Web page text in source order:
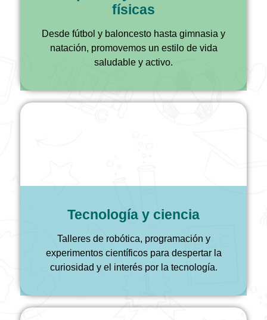
físicas
Desde fútbol y baloncesto hasta gimnasia y
natación, promovemos un estilo de vida
saludable y activo.
Tecnología y ciencia
Talleres de robótica, programación y
experimentos científicos para despertar la
curiosidad y el interés por la tecnología.